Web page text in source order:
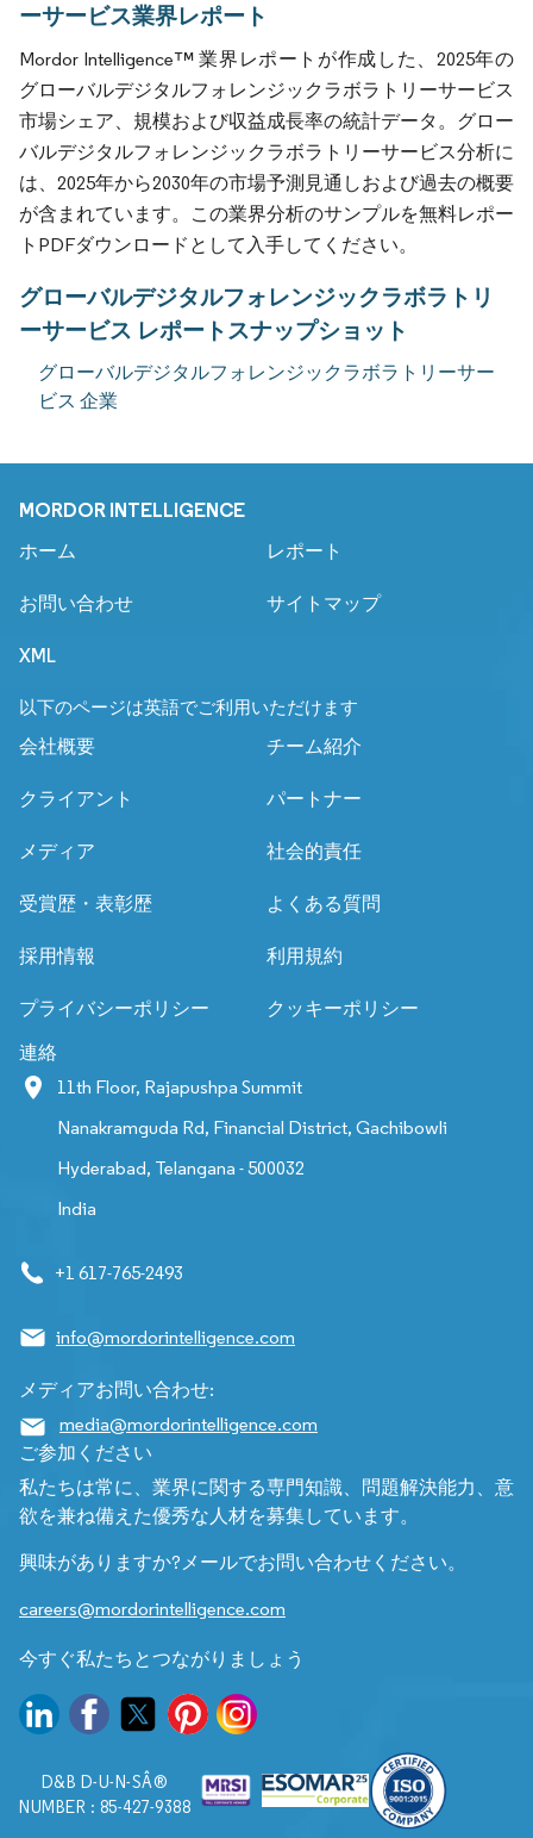
ーサービス業界レポート
Mordor Intelligence™ 業界レポートが作成した、2025年の
グローバルデジタルフォレンジックラボラトリーサービス
市場シェア、規模および収益成長率の統計データ。グロー
バルデジタルフォレンジックラボラトリーサービス分析に
は、2025年から2030年の市場予測見通しおよび過去の概要
が含まれています。この業界分析のサンプルを無料レポー
トPDFダウンロードとして入手してください。
グローバルデジタルフォレンジックラボラトリ
ーサービス レポートスナップショット
グローバルデジタルフォレンジックラボラトリーサー
ビス 企業
MORDOR INTELLIGENCE
ホーム レポート
お問い合わせ サイトマップ
XML
以下のページは英語でご利用いただけます
会社概要
チーム紹介
クライアント パートナー
メディア 社会的責任
受賞歴・表彰歴 よくある質問
採用情報 利用規約
プライバシーポリシー クッキーポリシー
連絡
11th Floor, Rajapushpa Summit
Nanakramguda Rd, Financial District, Gachibowli
Hyderabad, Telangana - 500032
India
+1 617-765-2493
info@mordorintelligence.com
メディアお問い合わせ:
media@mordorintelligence.com
ご参加ください
私たちは常に、業界に関する専門知識、問題解決能力、意
欲を兼ね備えた優秀な人材を募集しています。
興味がありますか?メールでお問い合わせください。
careers@mordorintelligence.com
今すぐ私たちとつながりましょう
D&B D-U-N-SÂ®
NUMBER : 85-427-9388